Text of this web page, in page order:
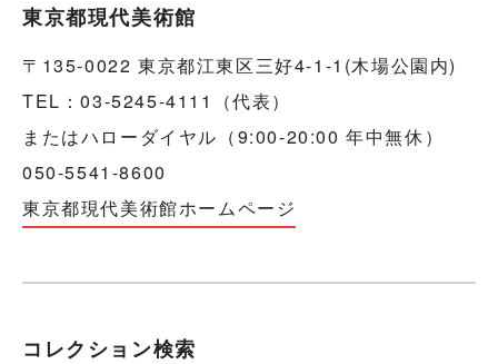
東京都現代美術館
〒135-0022 東京都江東区三好4-1-1(木場公園内)
TEL：03-5245-4111（代表）
またはハローダイヤル（9:00-20:00 年中無休）
050-5541-8600
東京都現代美術館ホームページ
コレクション検索